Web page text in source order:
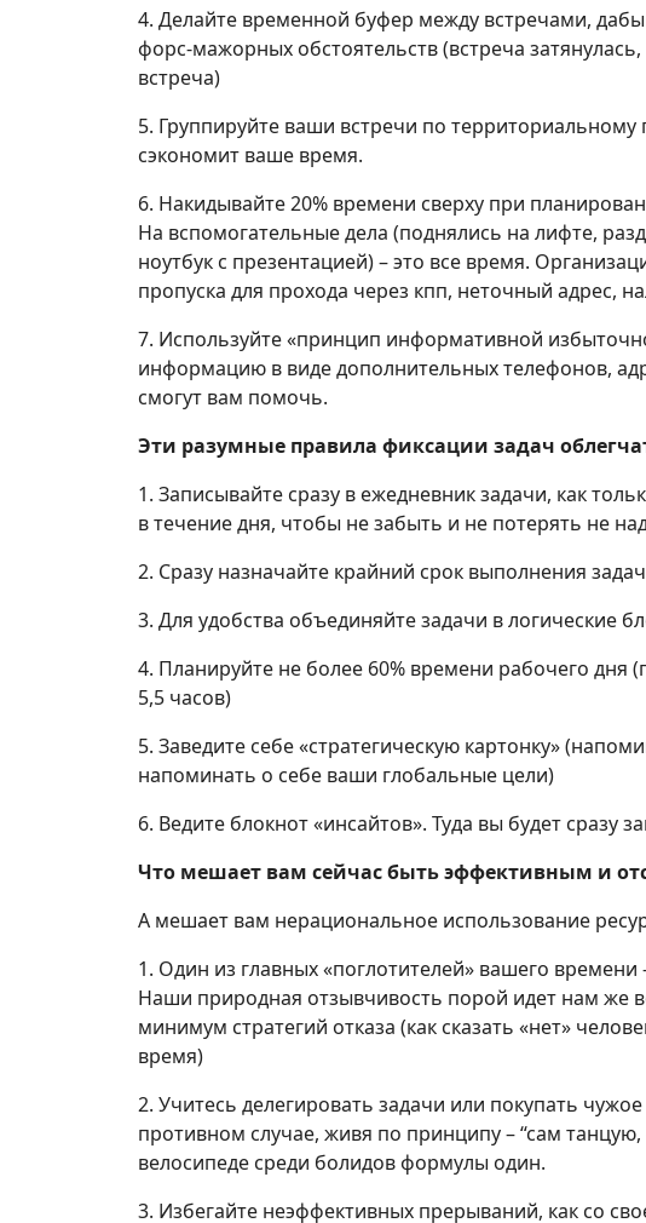
4. Делайте временной буфер между встречами,
форс-мажорных обстоятельств (встреча
встреча)
5. Группируйте ваши встречи по
сэкономит ваше время.
6. Накидывайте 20% времени сверху при
На вспомогательные дела (поднялись на лифте,
ноутбук с презентацией) – это все время.
пропуска для прохода через кпп, неточный адрес,
7. Используйте «принцип информативной
информацию в виде дополнительных телефонов,
смогут вам помочь.
Эти разумные правила фиксации задач
1. Записывайте сразу в ежедневник задачи, как
в течение дня, чтобы не забыть и не потерять не
2. Сразу назначайте крайний срок выполнения
3. Для удобства объединяйте задачи в логические
4. Планируйте не более 60% времени рабочего
5,5 часов)
5. Заведите себе «стратегическую картонку»
напоминать о себе ваши глобальные цели)
6. Ведите блокнот «инсайтов». Туда вы будет сразу
Что мешает вам сейчас быть эффективным и
А мешает вам нерациональное использование
1. Один из главных «поглотителей» вашего
Наши природная отзывчивость порой идет нам же
минимум стратегий отказа (как сказать «нет»
время)
2. Учитесь делегировать задачи или покупать
противном случае, живя по принципу – “сам
велосипеде среди болидов формулы один.
3. Избегайте неэффективных прерываний, как со